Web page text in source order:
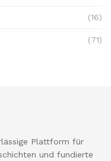
(16)
(71)
Plattform für
und fundierte